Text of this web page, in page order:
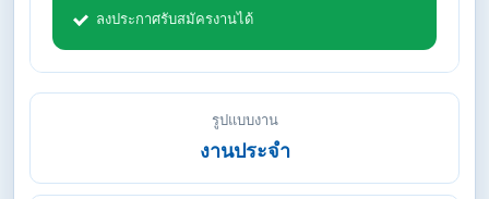
ลงประกาศรับสมัครงานได้
รูปแบบงาน
งานประจำ